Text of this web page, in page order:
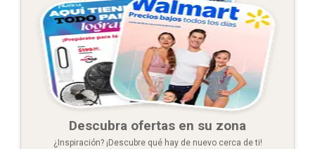
Descubra ofertas en su zona
¿Inspiración? ¡Descubre qué hay de nuevo cerca de ti!